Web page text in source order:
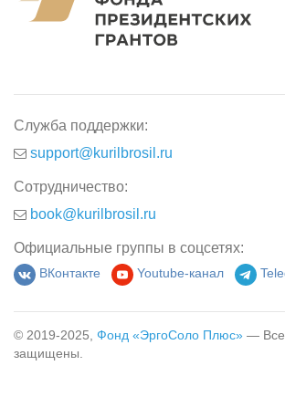
Служба поддержки:
support@kurilbrosil.ru
Сотрудничество:
book@kurilbrosil.ru
Официальные группы в соцсетях:
ВКонтакте Youtube-канал
© 2019-2025, Фонд «ЭргоСоло Плюс» — Все
защищены.